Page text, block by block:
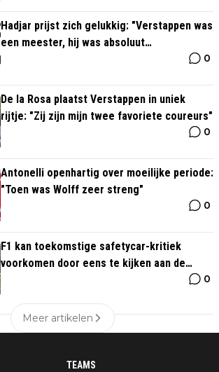
Hadjar prijst zich gelukkig: "Verstappen was
een meester, hij was absoluut
0
De la Rosa plaatst Verstappen in uniek
rijtje: "Zij zijn mijn twee favoriete coureurs"
0
Antonelli openhartig over moeilijke periode:
"Toen was Wolff zeer streng"
0
F1 kan toekomstige safetycar-kritiek
voorkomen door eens te kijken aan de
0
Meer artikelen
TEAMS